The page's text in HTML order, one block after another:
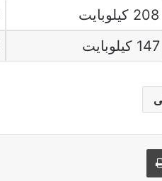
208 كيلوبايت
147 كيلوبايت
طباعة